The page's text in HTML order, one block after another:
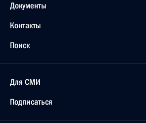
Документы
Контакты
Поиск
Для СМИ
Подписаться